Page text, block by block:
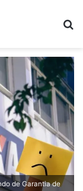
de Garantia de